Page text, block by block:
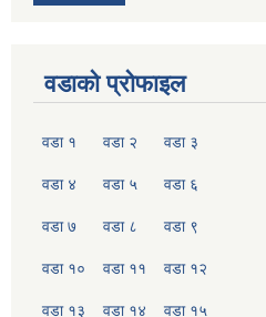
वडाको प्रोफाइल
वडा १ वडा २ वडा ३
वडा ४ वडा ५ वडा ६
वडा ७ वडा ८ वडा ९
वडा १० वडा ११ वडा १२
वडा १३ वडा १४ वडा १५